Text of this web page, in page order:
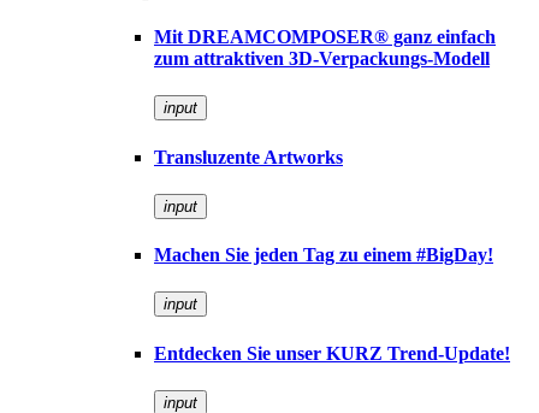
Mit DREAMCOMPOSER® ganz einfach
zum attraktiven 3D-Verpackungs-Modell
input
Transluzente Artworks
input
Machen Sie jeden Tag zu einem #BigDay!
input
Entdecken Sie unser KURZ Trend-Update!
input